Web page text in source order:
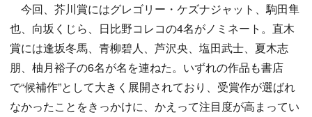
今回、芥川賞にはグレゴリー・ケズナジャット、駒田隼
也、向坂くじら、日比野コレコの4名がノミネート。直木
賞には逢坂冬馬、青柳碧人、芦沢央、塩田武士、夏木志
朋、柚月裕子の6名が名を連ねた。いずれの作品も書店
で“候補作”として大きく展開されており、受賞作が選ばれ
なかったことをきっかけに、かえって注目度が高まってい